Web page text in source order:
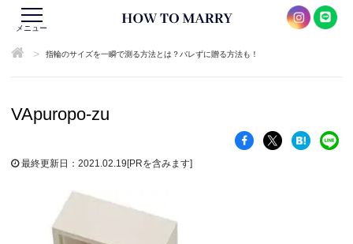
メニュー
> 指輪のサイズを一瞬で測る方法とは？バレずに贈る方法も！
VApuropo-zu
最終更新日：2021.02.19[PRを含みます]